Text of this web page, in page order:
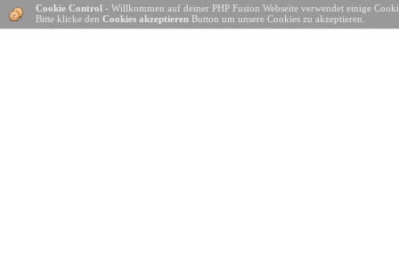
Cookie Control - Willkommen auf deiner PHP Fusion Webseite verwendet einige
Bitte klicke den Cookies akzeptieren Button um unsere Cookies zu akzeptieren.